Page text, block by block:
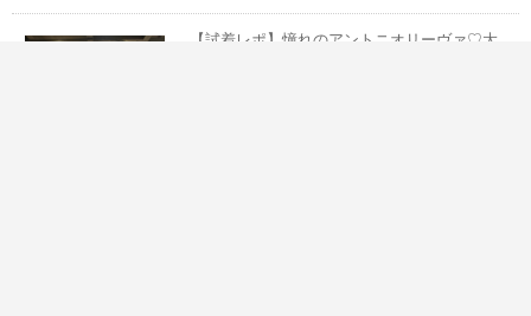
【試着レポ】憧れのアントニオリーヴァ♡大